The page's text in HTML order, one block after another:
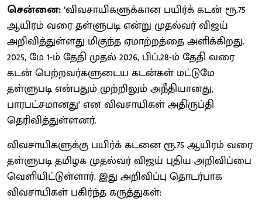
சென்னை:‘விவசாயிகளுக்கான பயிர்க் கடன் ரூ.75
ஆயிரம் வரை தள்ளுபடி என்று முதல்வர் விஜய்
அறிவித்துள்ளது மிகுந்த ஏமாற்றத்தை அளிக்கிறது.
2025, மே 1-ம் தேதி முதல் 2026, பிப்.28-ம் தேதி வரை
கடன் பெற்றவர்களுடைய கடன்கள் மட்டுமே
தள்ளுபடி என்பதும் முற்றிலும் அநீதியானது,
பாரபட்சமானது’ என விவசாயிகள் அதிருப்தி
தெரிவித்துள்ளனர்.
விவசாயிகளுக்கு பயிர்க் கடனை ரூ.75 ஆயிரம் வரை
தள்ளுபடி தமிழக முதல்வர் விஜய் புதிய அறிவிப்பை
வெளியிட்டுள்ளார். இது அறிவிப்பு தொடர்பாக
விவசாயிகள் பகிர்ந்த கருத்துகள்: